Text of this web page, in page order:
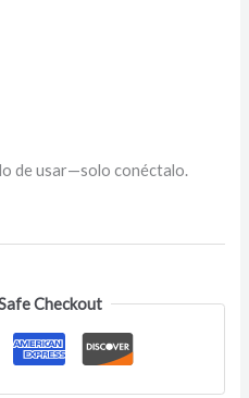
de usar—solo conéctalo.
Checkout